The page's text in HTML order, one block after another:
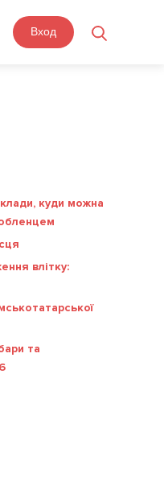
Вход
куди можна
влітку:
та